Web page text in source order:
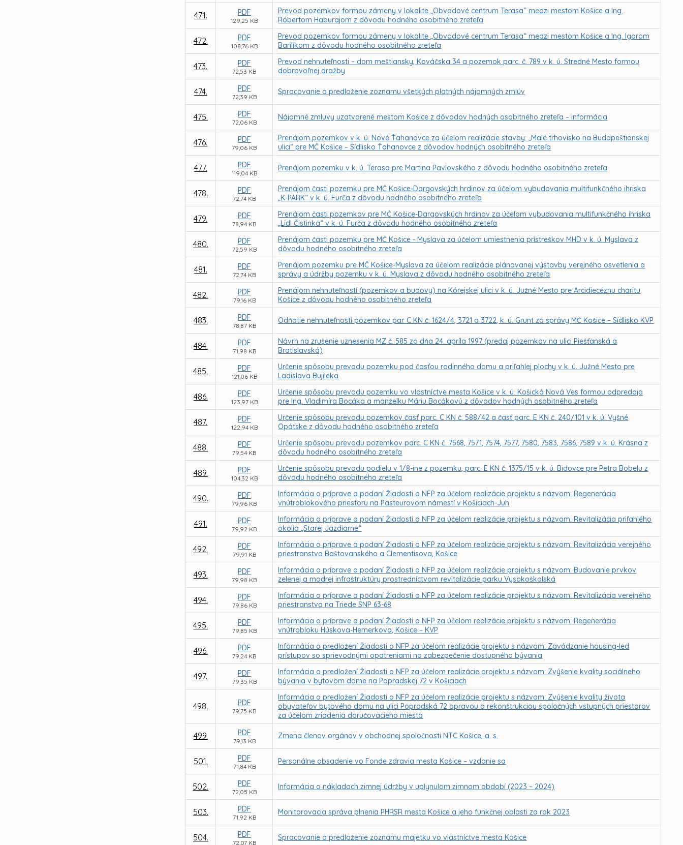
471. PDF
129,25 KB
Prevod pozemkov formou zámeny v lokalite „Obvodové centrum Terasa“ medzi mestom Košice a Ing.
Róbertom Haburajom z dôvodu hodného osobitného zreteľa
472. PDF
108,76 KB
Prevod pozemkov formou zámeny v lokalite „Obvodové centrum Terasa“ medzi mestom Košice a Ing. Igorom
Barilíkom z dôvodu hodného osobitného zreteľa
473. PDF
72,53 KB
Prevod nehnuteľnosti – dom meštiansky, Kováčska 34 a pozemok parc. č. 789 v k. ú. Stredné Mesto formou
dobrovoľnej dražby
474. PDF
72,39 KB
Spracovanie a predloženie zoznamu všetkých platných nájomných zmlúv
475. PDF
72,06 KB
Nájomné zmluvy uzatvorené mestom Košice z dôvodov hodných osobitného zreteľa – informácia
476. PDF
79,06 KB
Prenájom pozemkov v k. ú. Nové Ťahanovce za účelom realizácie stavby: „Malé trhovisko na Budapeštianskej
ulici“ pre MČ Košice – Sídlisko Ťahanovce z dôvodov hodných osobitného zreteľa
477. PDF
119,04 KB
Prenájom pozemku v k. ú. Terasa pre Martina Pavlovského z dôvodu hodného osobitného zreteľa
478. PDF
72,74 KB
Prenájom časti pozemku pre MČ Košice-Dargovských hrdinov za účelom vybudovania multifunkčného ihriska
„K-PARK“ v k. ú. Furča z dôvodu hodného osobitného zreteľa
479. PDF
78,94 KB
Prenájom časti pozemkov pre MČ Košice-Dargovských hrdinov za účelom vybudovania multifunkčného ihriska
„Lidl Čistinka“ v k. ú. Furča z dôvodu hodného osobitného zreteľa
480. PDF
72,59 KB
Prenájom časti pozemku pre MČ Košice - Myslava za účelom umiestnenia prístreškov MHD v k. ú. Myslava z
dôvodu hodného osobitného zreteľa
481. PDF
72,74 KB
Prenájom pozemku pre MČ Košice-Myslava za účelom realizácie plánovanej výstavby verejného osvetlenia a
správy a údržby pozemku v k. ú. Myslava z dôvodu hodného osobitného zreteľa
482. PDF
79,16 KB
Prenájom nehnuteľností (pozemkov a budovy) na Kórejskej ulici v k. ú. Južné Mesto pre Arcidiecéznu charitu
Košice z dôvodu hodného osobitného zreteľa
483. PDF
78,87 KB
Odňatie nehnuteľností pozemkov par. C KN č. 1624/4, 3721 a 3722, k. ú. Grunt zo správy MČ Košice – Sídlisko KVP
484. PDF
71,98 KB
Návrh na zrušenie uznesenia MZ č. 585 zo dňa 24. apríla 1997 (predaj pozemkov na ulici Piešťanská a
Bratislavská)
485. PDF
121,06 KB
Určenie spôsobu prevodu pozemku pod časťou rodinného domu a priľahlej plochy v k. ú. Južné Mesto pre
Ladislava Bujileka
486. PDF
123,97 KB
Určenie spôsobu prevodu pozemku vo vlastníctve mesta Košice v k. ú. Košická Nová Ves formou odpredaja
pre Ing. Vladimíra Bocáka a manželku Máriu Bocákovú z dôvodov hodných osobitného zreteľa
487. PDF
122,94 KB
Určenie spôsobu prevodu pozemkov časť parc. C KN č. 588/42 a časť parc. E KN č. 240/101 v k. ú. Vyšné
Opátske z dôvodu hodného osobitného zreteľa
488. PDF
79,54 KB
Určenie spôsobu prevodu pozemkov parc. C KN č. 7568, 7571, 7574, 7577, 7580, 7583, 7586, 7589 v k. ú. Krásna z
dôvodu hodného osobitného zreteľa
489. PDF
104,32 KB
Určenie spôsobu prevodu podielu v 1/8-ine z pozemku, parc. E KN č. 1375/15 v k. ú. Bidovce pre Petra Bobelu z
dôvodu hodného osobitného zreteľa
490. PDF
79,96 KB
Informácia o príprave a podaní Žiadosti o NFP za účelom realizácie projektu s názvom: Regenerácia
vnútroblokového priestoru na Pasteurovom námestí v Košiciach-Juh
491. PDF
79,92 KB
Informácia o príprave a podaní Žiadosti o NFP za účelom realizácie projektu s názvom: Revitalizácia priľahlého
okolia „Starej Jazdiarne“
492. PDF
79,91 KB
Informácia o príprave a podaní Žiadosti o NFP za účelom realizácie projektu s názvom: Revitalizácia verejného
priestranstva Baštovanského a Clementisova, Košice
493. PDF
79,98 KB
Informácia o príprave a podaní Žiadosti o NFP za účelom realizácie projektu s názvom: Budovanie prvkov
zelenej a modrej infraštruktúry prostredníctvom revitalizácie parku Vysokoškolská
494. PDF
79,86 KB
Informácia o príprave a podaní Žiadosti o NFP za účelom realizácie projektu s názvom: Revitalizácia verejného
priestranstva na Triede SNP 63-68
495. PDF
79,85 KB
Informácia o príprave a podaní Žiadosti o NFP za účelom realizácie projektu s názvom: Regenerácia
vnútrobloku Húskova-Hemerkova, Košice – KVP
496. PDF
79,24 KB
Informácia o predložení Žiadosti o NFP za účelom realizácie projektu s názvom: Zavádzanie housing-led
prístupov so sprievodnými opatreniami na zabezpečenie dostupného bývania
497. PDF
79,35 KB
Informácia o predložení Žiadosti o NFP za účelom realizácie projektu s názvom: Zvýšenie kvality sociálneho
bývania v bytovom dome na Popradskej 72 v Košiciach
498. PDF
79,75 KB
Informácia o predložení Žiadosti o NFP za účelom realizácie projektu s názvom: Zvýšenie kvality života
obyvateľov bytového domu na ulici Popradská 72 opravou a rekonštrukciou spoločných vstupných priestorov
za účelom zriadenia doručovacieho miesta
499. PDF
79,13 KB
Zmena členov orgánov v obchodnej spoločnosti NTC Košice, a. s.
501. PDF
71,84 KB
Personálne obsadenie vo Fonde zdravia mesta Košice – vzdanie sa
502. PDF
72,05 KB
Informácia o nákladoch zimnej údržby v uplynulom zimnom období (2023 – 2024)
503. PDF
71,92 KB
Monitorovacia správa plnenia PHRSR mesta Košice a jeho funkčnej oblasti za rok 2023
504. PDF
72,07 KB
Spracovanie a predloženie zoznamu majetku vo vlastníctve mesta Košice